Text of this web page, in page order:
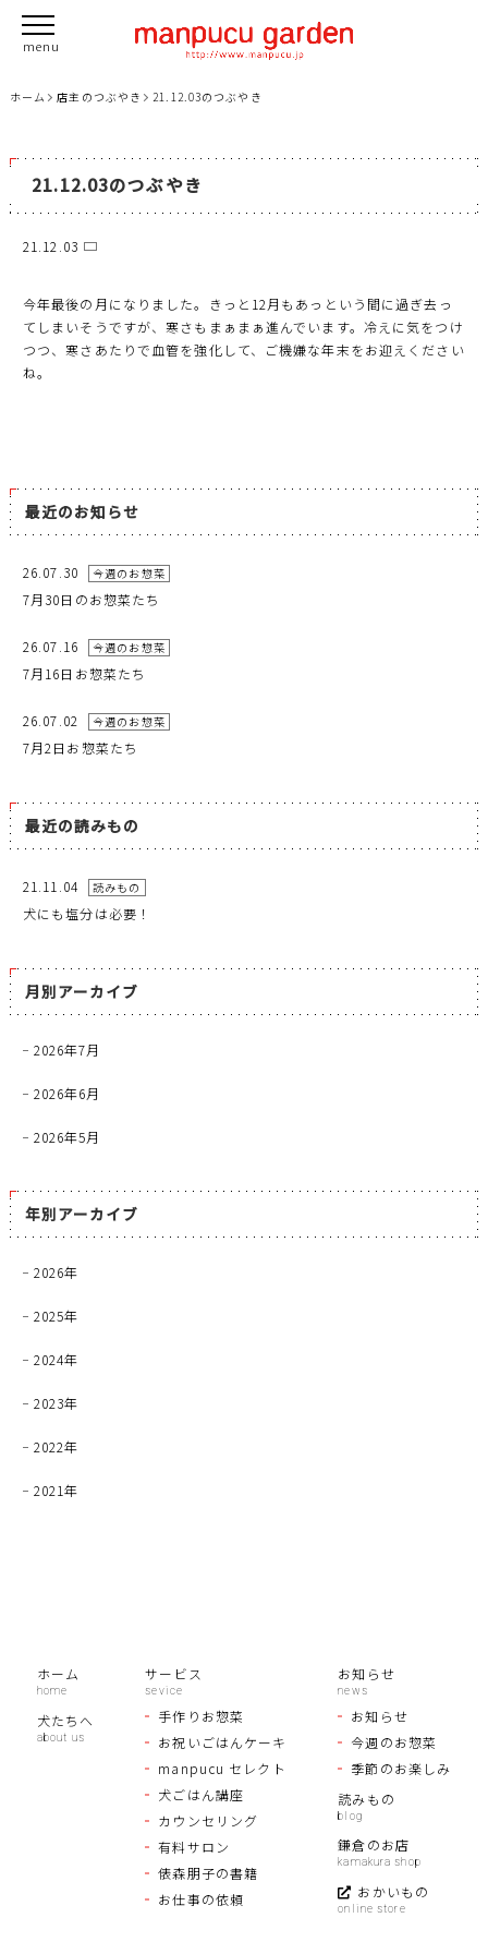
ホーム 店主のつぶやき 21.12.03のつぶやき
21.12.03のつぶやき
21.12.03
今年最後の月になりました。きっと12月もあっという間に過ぎ去っ
てしまいそうですが、寒さもまぁまぁ進んでいます。冷えに気をつけ
つつ、寒さあたりで血管を強化して、ご機嫌な年末をお迎えください
ね。
最近のお知らせ
26.07.30 今週のお惣菜
7月30日のお惣菜たち
26.07.16 今週のお惣菜
7月16日お惣菜たち
26.07.02 今週のお惣菜
7月2日お惣菜たち
最近の読みもの
21.11.04 読みもの
犬にも塩分は必要！
月別アーカイブ
2026年7月
2026年6月
2026年5月
年別アーカイブ
2026年
2025年
2024年
2023年
2022年
2021年
ホーム
犬たちへ
サービス
手作りお惣菜
お祝いごはんケーキ
manpucu セレクト
犬ごはん講座
カウンセリング
有料サロン
俵森朋子の書籍
お仕事の依頼
お知らせ
お知らせ
今週のお惣菜
季節のお楽しみ
読みもの
鎌倉のお店
おかいもの